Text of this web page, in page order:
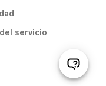
servicio